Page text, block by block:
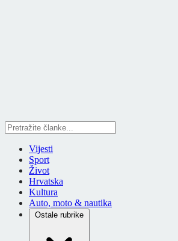
Vijesti
Sport
Život
Hrvatska
Kultura
Auto, moto & nautika
Ostale rubrike